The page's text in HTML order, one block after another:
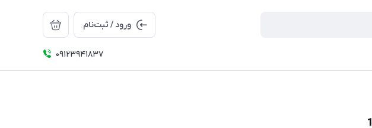
ورود / ثبت‌نام
09123941837